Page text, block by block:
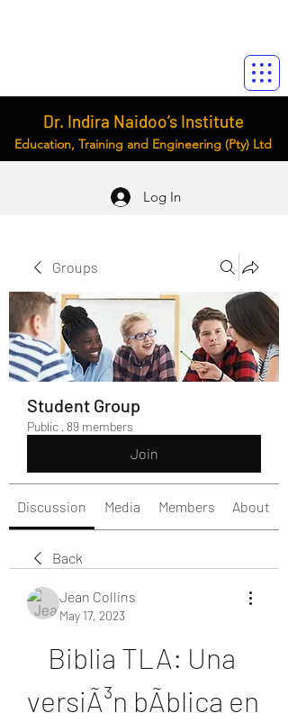
Dr. Indira Naidoo’s Institute
Education, Training and Engineering (Pty) Ltd
Log In
Groups
Student Group
Public · 89 members
Join
Discussion Media Members About
Back
Jean Collins
May 17, 2023
Biblia TLA: Una
versiÃ³n bÃ­blica en